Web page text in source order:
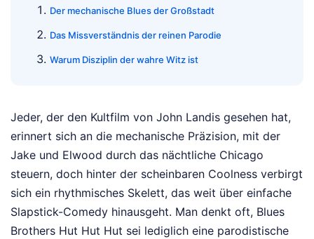
Der mechanische Blues der Großstadt
Das Missverständnis der reinen Parodie
Warum Disziplin der wahre Witz ist
Jeder, der den Kultfilm von John Landis gesehen hat,
erinnert sich an die mechanische Präzision, mit der
Jake und Elwood durch das nächtliche Chicago
steuern, doch hinter der scheinbaren Coolness verbirgt
sich ein rhythmisches Skelett, das weit über einfache
Slapstick-Comedy hinausgeht. Man denkt oft, Blues
Brothers Hut Hut Hut sei lediglich eine parodistische